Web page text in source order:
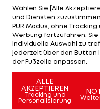
Tillmann/Schillerwein
geschlagen geben.
Petutschnig
gegen Poniewaz/
Pool. Müllner/Wutzl
Dziadkou/Kavalenka
Mehr zum
Wählen Sie [Alle
und Diensten
PUR Modus, ohne
Werbung fortzufahren.
individuelle Auswahl zu
jederzeit über den Button
der Fußzeile anpassen.
ALLE
AKZEPTIEREN
Tracking und
Personalisierung